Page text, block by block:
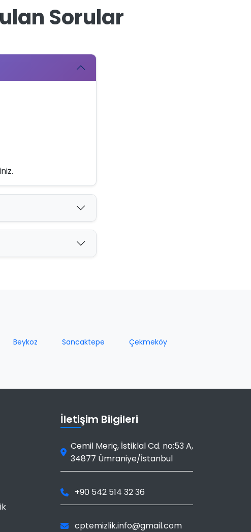
Sorular
Beykoz Sancaktepe Çekmeköy
İletişim Bilgileri
Cemil Meriç, İstiklal Cd. no:53 A,
34877 Ümraniye/İstanbul
+90 542 514 32 36
cptemizlik.info@gmail.com